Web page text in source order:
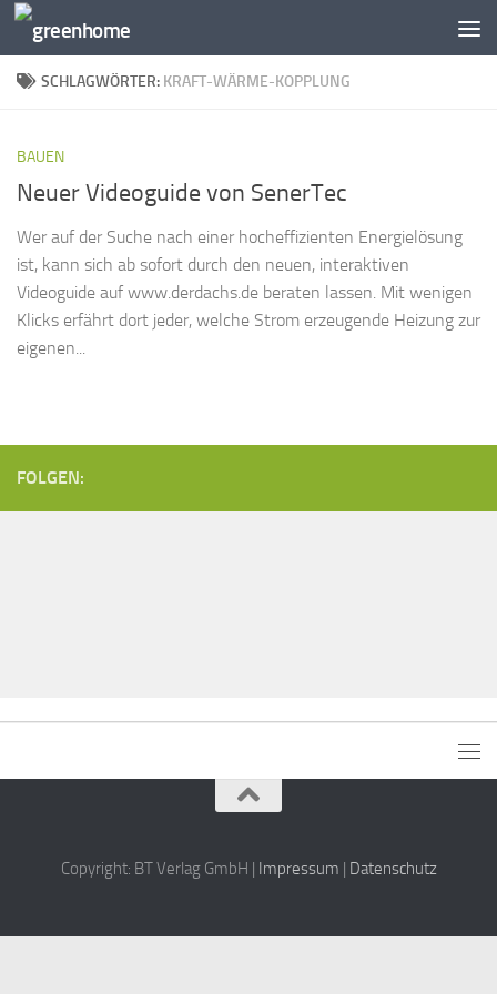
Zum Inhalt springen
SCHLAGWÖRTER: KRAFT-WÄRME-KOPPLUNG
BAUEN
Neuer Videoguide von SenerTec
Wer auf der Suche nach einer hocheffizienten Energielösung
ist, kann sich ab sofort durch den neuen, interaktiven
Videoguide auf www.derdachs.de beraten lassen. Mit wenigen
Klicks erfährt dort jeder, welche Strom erzeugende Heizung zur
eigenen...
FOLGEN:
Copyright: BT Verlag GmbH | Impressum | Datenschutz